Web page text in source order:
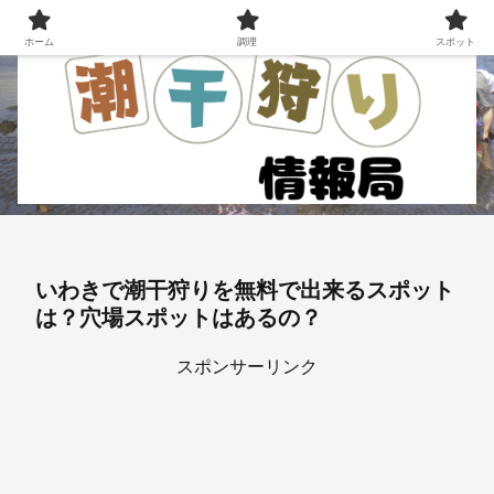
いわきで潮干狩りを無料で出来るスポット
は？穴場スポットはあるの？
スポンサーリンク
ホーム 調理 スポット